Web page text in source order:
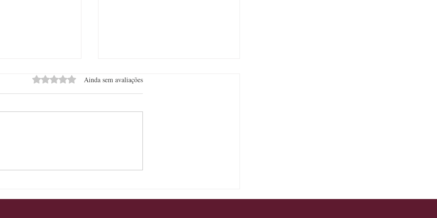
Avaliado com 0 de 5 estrelas.
Ainda sem avaliações